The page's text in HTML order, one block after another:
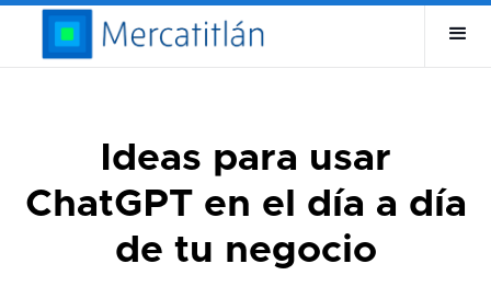
Ideas para usar
ChatGPT en el día a día
de tu negocio